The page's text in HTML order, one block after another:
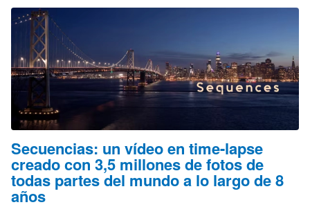
Secuencias: un vídeo en time-lapse
creado con 3,5 millones de fotos de
todas partes del mundo a lo largo de 8
años